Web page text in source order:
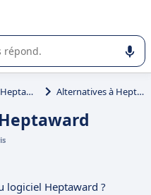
ou la sélection de
Heptaward Alternatives à Heptaward
logiciel Heptaward ?